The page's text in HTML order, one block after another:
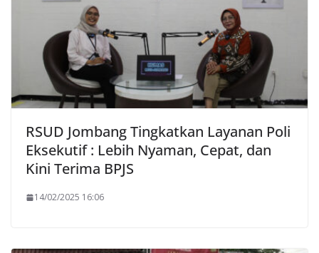
RSUD Jombang Tingkatkan Layanan Poli
Eksekutif : Lebih Nyaman, Cepat, dan
Kini Terima BPJS
14/02/2025 16:06